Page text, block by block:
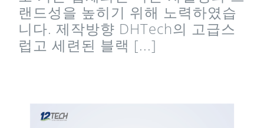
랜드성을 높히기 위해 노력하였습
니다. 제작방향 DHTech의 고급스
럽고 세련된 블랙 [...]